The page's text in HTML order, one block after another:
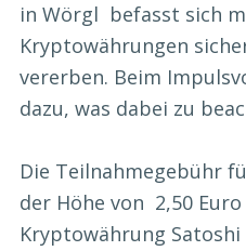
in Wörgl befasst sich
Kryptowährungen
vererben. Beim
dazu, was dabei zu
Die Teilnahmegebühr
der Höhe von 2,50
Kryptowährung